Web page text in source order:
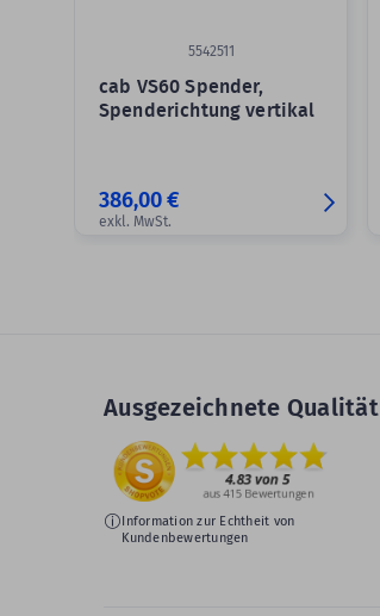
cab VS60 Spender,
Spenderichtung vertikal
5542511
386,00 €
exkl. MwSt.
Ausgezeichnete Qualität
Information zur Echtheit von
Kundenbewertungen